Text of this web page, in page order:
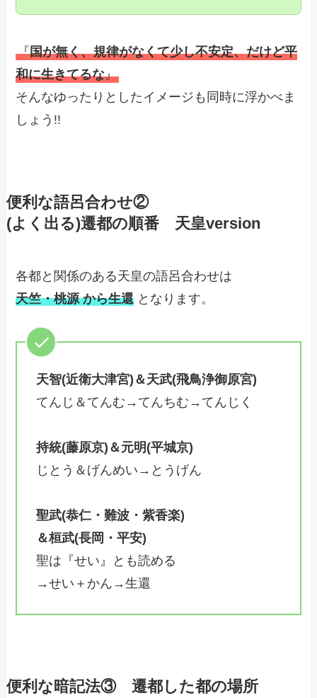
『国が無く、規律がなくて少し不安定、だけど平
和に生きてるな』
そんなゆったりとしたイメージも同時に浮かべま
しょう!!
便利な語呂合わせ②
(よく出る)遷都の順番 天皇version
各都と関係のある天皇の語呂合わせは
天竺・桃源 から生還 となります。
天智(近衛大津宮)＆天武(飛鳥浄御原宮)
てんじ＆てんむ→てんちむ→てんじく
持統(藤原京)＆元明(平城京)
じとう＆げんめい→とうげん
聖武(恭仁・難波・紫香楽)
＆桓武(長岡・平安)
聖は『せい』とも読める
→せい＋かん→生還
便利な暗記法③ 遷都した都の場所